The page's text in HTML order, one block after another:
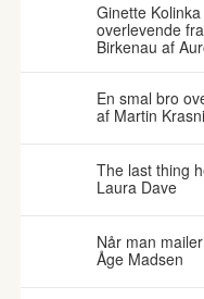
Ginette
overlevende
Birkenau af
En smal bro
af Martin
The last thing
Laura Dave
Når man
Åge Madsen